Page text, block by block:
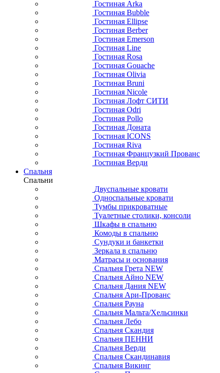
Гостиная Arka
Гостиная Bubble
Гостиная Ellipse
Гостиная Berber
Гостиная Emerson
Гостиная Line
Гостиная Rosa
Гостиная Gouache
Гостиная Olivia
Гостиная Bruni
Гостиная Nicole
Гостиная Лофт СИТИ
Гостиная Odri
Гостиная Pollo
Гостиная Доната
Гостиная ICONS
Гостиная Riva
Гостиная Французкий Прованс
Гостиная Верди
Спальня
Спальни
Двуспальные кровати
Односпальные кровати
Тумбы прикроватные
Туалетные столики, консоли
Шкафы в спальню
Комоды в спальню
Сундуки и банкетки
Зеркала в спальню
Матрасы и основания
Спальня Грета NEW
Спальня Айно NEW
Спальня Дания NEW
Спальня Ари-Прованс
Спальня Рауна
Спальня Мальта/Хельсинки
Спальня Лебо
Спальня Скандия
Спальня ПЕННИ
Спальня Верди
Спальня Скандинавия
Спальня Викинг